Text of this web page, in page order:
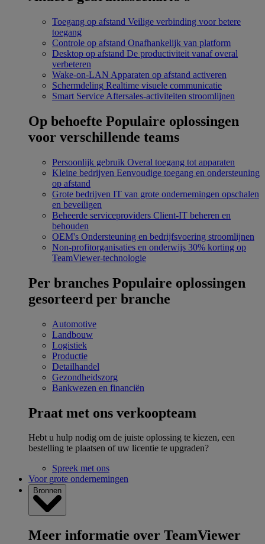
Toegang op afstand Veilige verbinding voor betere
toegang
Controle op afstand Onafhankelijk van platform
Desktop op afstand De productiviteit vanaf overal
verbeteren
Wake-on-LAN Apparaten op afstand activeren
Schermdeling Realtime visuele communicatie
Smart Service Aftersales-activiteiten stroomlijnen
Op behoefte Populaire oplossingen
voor verschillende teams
Persoonlijk gebruik Overal toegang tot apparaten
Kleine bedrijven Eenvoudige toegang en ondersteuning
op afstand
Grote bedrijven IT van grote ondernemingen opschalen
en beveiligen
Beheerde serviceproviders Client-IT beheren en
behouden
OEM's Ondersteuning en bedrijfsvoering stroomlijnen
Non-profitorganisaties en onderwijs 30% korting op
TeamViewer-technologie
Per branches Populaire oplossingen
gesorteerd per branche
Automotive
Landbouw
Logistiek
Productie
Detailhandel
Gezondheidszorg
Bankwezen en financiën
Praat met ons verkoopteam
Hebt u hulp nodig om de juiste oplossing te kiezen, een
bestelling te plaatsen of uw licentie te upgraden?
Spreek met ons
Voor grote ondernemingen
Bronnen
Meer informatie over TeamViewer